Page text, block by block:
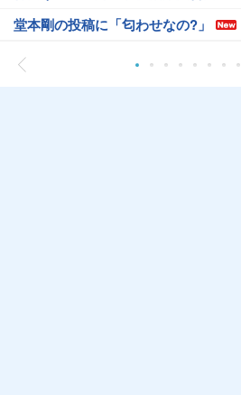
堂本剛の投稿に「匂わせなの?」